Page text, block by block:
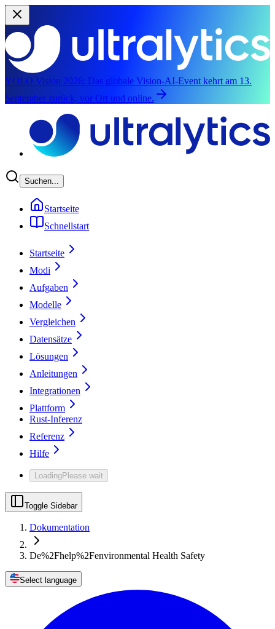
YOLO Vision 2026: Das globale Vision-AI-Event kehrt am 13.
September zurück, vor Ort und online.
Suchen...
Startseite
Schnellstart
Startseite
Modi
Aufgaben
Modelle
Vergleichen
Datensätze
Lösungen
Anleitungen
Integrationen
Plattform
Rust-Inferenz
Referenz
Hilfe
LoadingPlease wait
Toggle Sidebar
Dokumentation
De%2Fhelp%2Fenvironmental Health Safety
Select language